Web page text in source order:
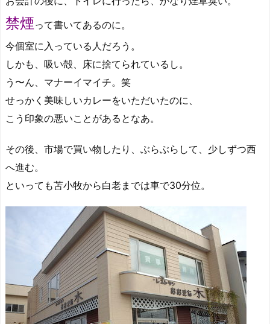
禁煙って書いてあるのに。
今個室に入っている人だろう。
しかも、吸い殻、床に捨てられているし。
う〜ん、マナーイマイチ。笑
せっかく美味しいカレーをいただいたのに、
こう印象の悪いことがあるとなあ。
その後、市場で買い物したり、ぶらぶらして、少しずつ西
へ進む。
といっても苫小牧から白老までは車で30分位。